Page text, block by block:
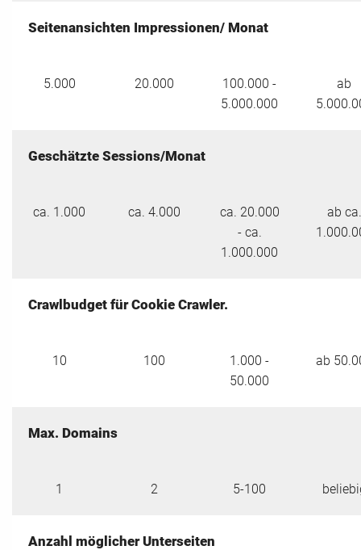
Seitenansichten Impressionen/ Monat
5.000 20.000
100.000 -
5.000.000
ab
Geschätzte Sessions/Monat
ca. 1.000 ca. 4.000
ca. 20.000
- ca.
1.000.000
ab ca.
Crawlbudget für Cookie Crawler.
10 100
1.000 -
50.000
ab
Max. Domains
1 2 5-100
Anzahl möglicher Unterseiten